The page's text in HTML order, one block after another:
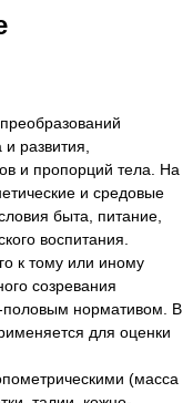
развития,
и пропорций тела. На
и средовые
быта, питание,
воспитания.
к тому или иному
созревания
половым нормативом. В
для оценки
(масса